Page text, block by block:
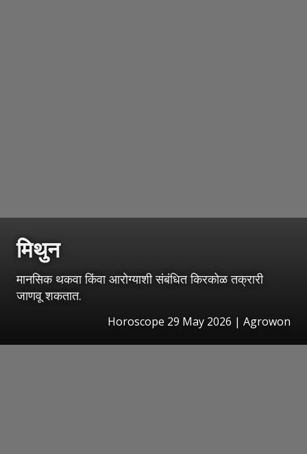
मिथुन
मानसिक थकवा किंवा आरोग्याशी संबंधित किरकोळ तक्रारी
जाणवू शकतात.
Horoscope 29 May 2026 | Agrowon